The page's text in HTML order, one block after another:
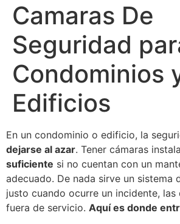
Camaras De
Seguridad
Condominios
Edificios
En un condominio o edificio, la
dejarse al azar. Tener cámaras
suficiente si no cuentan con un
adecuado. De nada sirve un sistema
justo cuando ocurre un incidente, las
fuera de servicio. Aquí es donde